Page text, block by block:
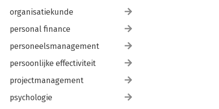
organisatiekunde
personal finance
personeelsmanagement
persoonlijke effectiviteit
projectmanagement
psychologie